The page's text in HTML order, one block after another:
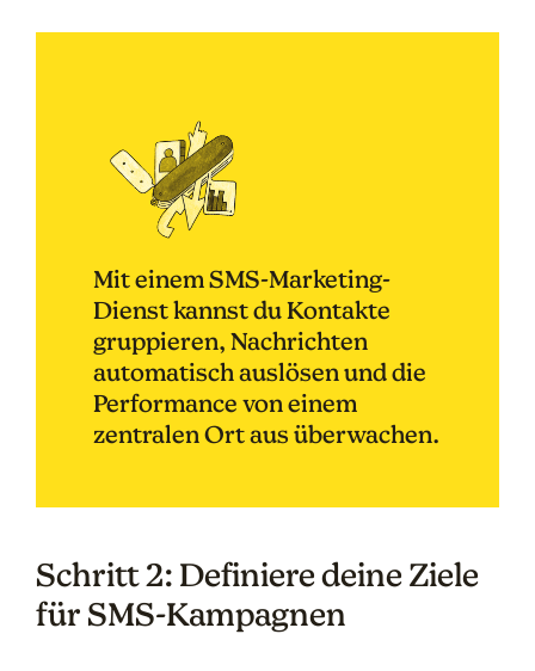
Mit einem SMS-Marketing-
Dienst kannst du Kontakte
gruppieren, Nachrichten
automatisch auslösen und die
Performance von einem
zentralen Ort aus überwachen.
Schritt 2: Definiere deine Ziele
für SMS-Kampagnen